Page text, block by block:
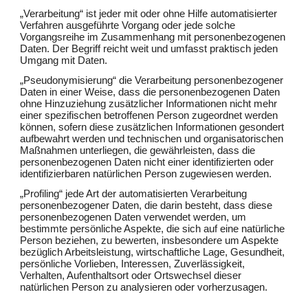
„Verarbeitung“ ist jeder mit oder ohne Hilfe automatisierter
Verfahren ausgeführte Vorgang oder jede solche
Vorgangsreihe im Zusammenhang mit personenbezogenen
Daten. Der Begriff reicht weit und umfasst praktisch jeden
Umgang mit Daten.
„Pseudonymisierung“ die Verarbeitung personenbezogener
Daten in einer Weise, dass die personenbezogenen Daten
ohne Hinzuziehung zusätzlicher Informationen nicht mehr
einer spezifischen betroffenen Person zugeordnet werden
können, sofern diese zusätzlichen Informationen gesondert
aufbewahrt werden und technischen und organisatorischen
Maßnahmen unterliegen, die gewährleisten, dass die
personenbezogenen Daten nicht einer identifizierten oder
identifizierbaren natürlichen Person zugewiesen werden.
„Profiling“ jede Art der automatisierten Verarbeitung
personenbezogener Daten, die darin besteht, dass diese
personenbezogenen Daten verwendet werden, um
bestimmte persönliche Aspekte, die sich auf eine natürliche
Person beziehen, zu bewerten, insbesondere um Aspekte
bezüglich Arbeitsleistung, wirtschaftliche Lage, Gesundheit,
persönliche Vorlieben, Interessen, Zuverlässigkeit,
Verhalten, Aufenthaltsort oder Ortswechsel dieser
natürlichen Person zu analysieren oder vorherzusagen.